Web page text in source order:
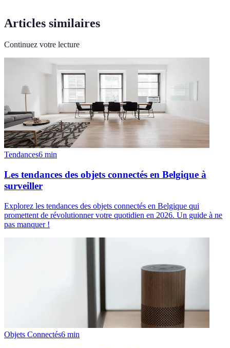
Articles similaires
Continuez votre lecture
Tendances6 min
Les tendances des objets connectés en Belgique à
surveiller
Explorez les tendances des objets connectés en Belgique qui
promettent de révolutionner votre quotidien en 2026. Un guide à ne
pas manquer !
Objets Connectés6 min